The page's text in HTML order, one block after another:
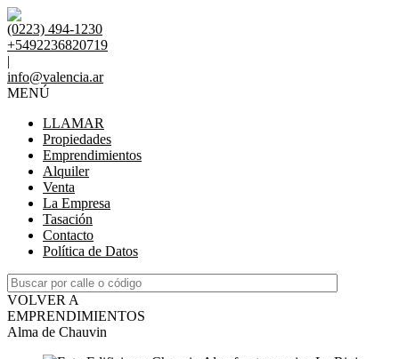
(0223) 494-1230
+5492236820719
|
info@valencia.ar
MENÚ
LLAMAR
Propiedades
Emprendimientos
Alquiler
Venta
La Empresa
Tasación
Contacto
Política de Datos
VOLVER A
EMPRENDIMIENTOS
Alma de Chauvin